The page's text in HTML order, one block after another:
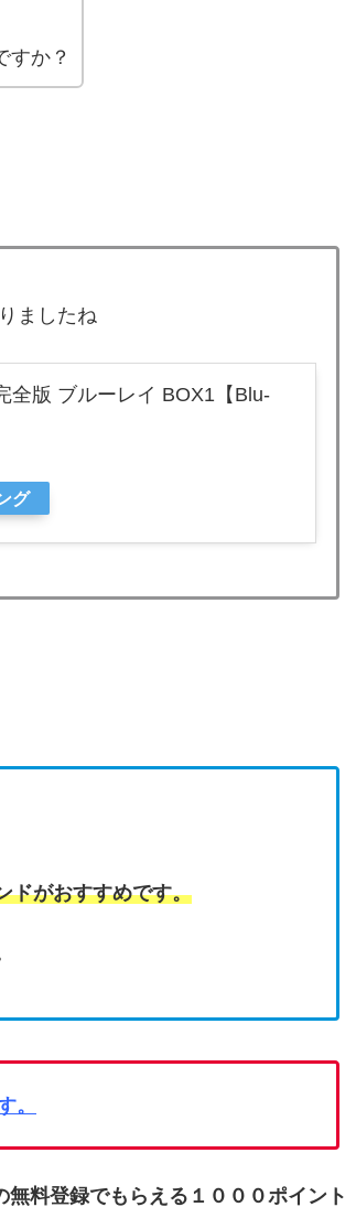
すか？
ましたね
全版 ブルーレイ BOX1【Blu-
グ
ドがおすすめです。
。
無料登録でもらえる１０００ポイント